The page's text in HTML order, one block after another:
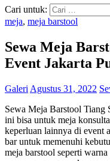
Cari untuk:
meja, meja barstool
Sewa Meja
Event Jakarta
Galeri Agustus 31, 2022
Sewa Meja Barstool Tiang
ini bisa untuk meja
keperluan lainnya di event
bar untuk memenuhi
meja barstool seperti